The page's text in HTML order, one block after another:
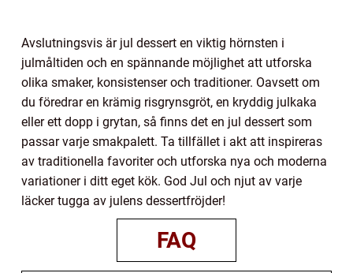
Avslutningsvis är jul dessert en viktig hörnsten i
julmåltiden och en spännande möjlighet att utforska
olika smaker, konsistenser och traditioner. Oavsett om
du föredrar en krämig risgrynsgröt, en kryddig julkaka
eller ett dopp i grytan, så finns det en jul dessert som
passar varje smakpalett. Ta tillfället i akt att inspireras
av traditionella favoriter och utforska nya och moderna
variationer i ditt eget kök. God Jul och njut av varje
läcker tugga av julens dessertfröjder!
FAQ